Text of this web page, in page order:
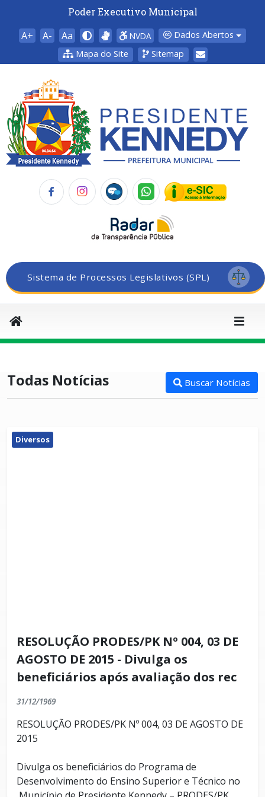
Poder Executivo Municipal
A+ A- Aa NVDA
Dados Abertos
Mapa do Site
Sitemap
Sistema de Processos Legislativos (SPL)
Todas Notícias Buscar Notícias
Diversos
RESOLUÇÃO PRODES/PK Nº 004, 03 DE
AGOSTO DE 2015 - Divulga os
beneficiários após avaliação dos rec
31/12/1969
RESOLUÇÃO PRODES/PK Nº 004, 03 DE AGOSTO DE
2015
Divulga os beneficiários do Programa de
Desenvolvimento do Ensino Superior e Técnico no